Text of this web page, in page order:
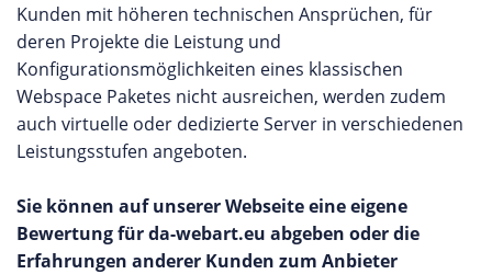
Kunden mit höheren technischen Ansprüchen, für
deren Projekte die Leistung und
Konfigurationsmöglichkeiten eines klassischen
Webspace Paketes nicht ausreichen, werden zudem
auch virtuelle oder dedizierte Server in verschiedenen
Leistungsstufen angeboten.
Sie können auf unserer Webseite eine eigene
Bewertung für da-webart.eu abgeben oder die
Erfahrungen anderer Kunden zum Anbieter